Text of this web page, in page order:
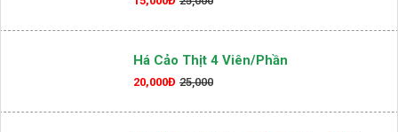
Há Cảo Thịt 4 Viên/phần
20,000Đ 25,000